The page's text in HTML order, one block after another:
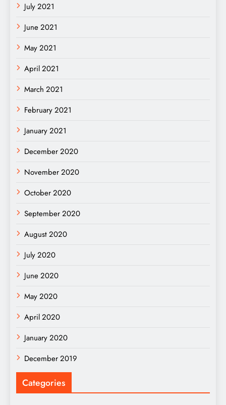
July 2021
June 2021
May 2021
April 2021
March 2021
February 2021
January 2021
December 2020
November 2020
October 2020
September 2020
August 2020
July 2020
June 2020
May 2020
April 2020
January 2020
December 2019
Categories